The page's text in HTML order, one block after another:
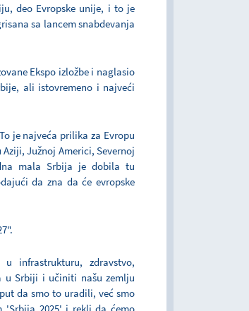
deo Evropske unije, i to je
sa lancem snabdevanja
Ekspo izložbe i naglasio
ali istovremeno i najveći
je najveća prilika za Evropu
Južnoj Americi, Severnoj
mala Srbija je dobila tu
da zna da će evropske
infrastrukturu, zdravstvo,
u Srbiji i učiniti našu zemlju
da smo to uradili, već smo
'Srbija 2025' i rekli da ćemo